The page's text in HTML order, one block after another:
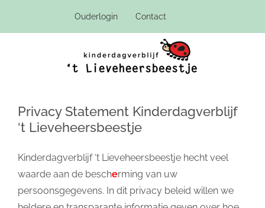
Ouderlogin Contact
Privacy Statement Kinderdagverblijf
‘t Lieveheersbeestje
Kinderdagverblijf ‘t Lieveheersbeestje hecht veel
waarde aan de bescherming van uw
persoonsgegevens. In dit privacy beleid willen we